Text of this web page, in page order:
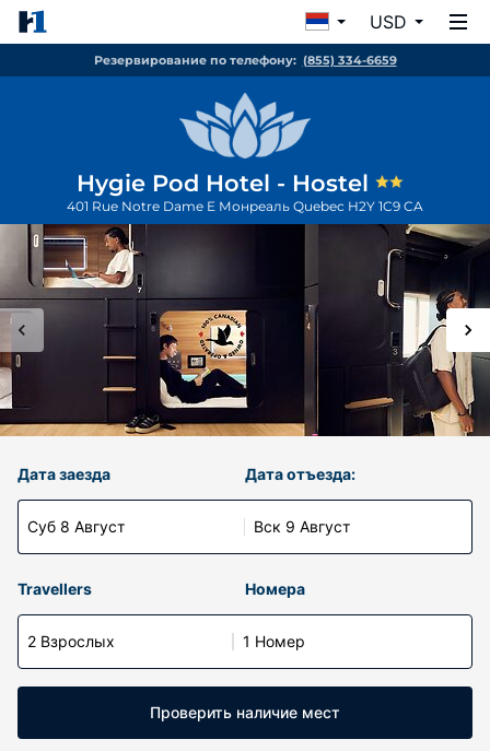
USD
Резервирование по телефону: (855) 334-6659
Hygie Pod Hotel - Hostel
401 Rue Notre Dame E Монреаль Quebec H2Y 1C9 CA
Дата заезда
Суб 8 Август
Дата отъезда:
Вск 9 Август
Travellers Номера
2 Взрослых 1 Номер
Проверить наличие мест